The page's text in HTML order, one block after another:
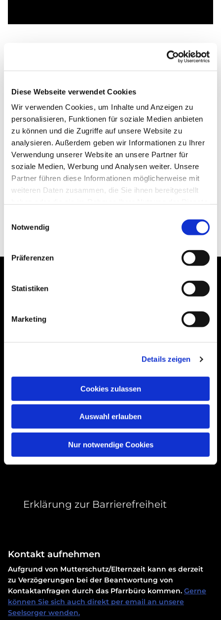
Diese Webseite verwendet Cookies
Wir verwenden Cookies, um Inhalte und Anzeigen zu
personalisieren, Funktionen für soziale Medien anbieten
zu können und die Zugriffe auf unsere Website zu
analysieren. Außerdem geben wir Informationen zu Ihrer
Verwendung unserer Website an unsere Partner für
soziale Medien, Werbung und Analysen weiter. Unsere
Partner führen diese Informationen möglicherweise mit
weiteren Daten zusammen, die Sie ihnen bereitgestellt
Notwendig
Präferenzen
Statistiken
Marketing
Details zeigen
Cookies zulassen
Auswahl erlauben
Nur notwendige Cookies
99089 Erfurt, Thüringen
Erklärung zur Barrierefreiheit
Kontakt aufnehmen
Aufgrund von Mutterschutz/Elternzeit kann es derzeit
zu Verzögerungen bei der Beantwortung von
Kontaktanfragen durch das Pfarrbüro kommen. Gerne
können Sie sich auch direkt per email an unsere
Seelsorger wenden.